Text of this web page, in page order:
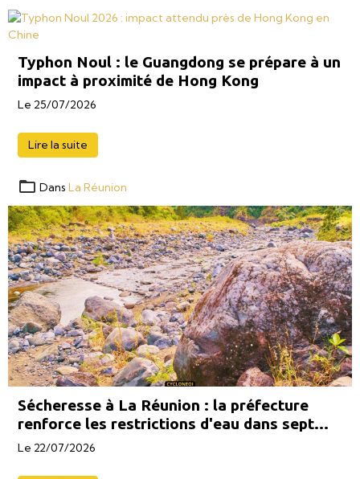
Typhon Noul : le Guangdong se prépare à un
impact à proximité de Hong Kong
Le 25/07/2026
Lire la suite
Dans La Réunion
Sécheresse à La Réunion : la préfecture
renforce les restrictions d'eau dans sept
communes
Le 22/07/2026